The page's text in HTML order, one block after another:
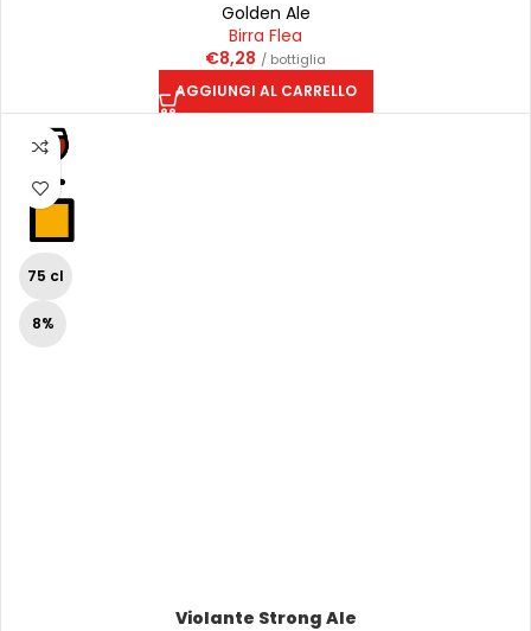
Golden Ale
Birra Flea
€8,28 / bottiglia
AGGIUNGI AL CARRELLO
75 cl
8%
Violante Strong Ale